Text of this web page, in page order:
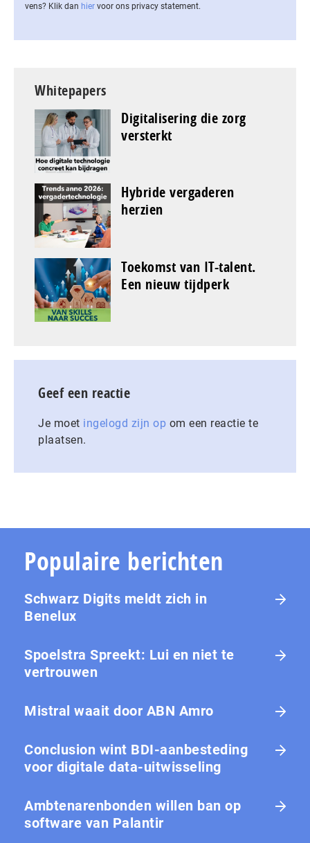
vens? Klik dan hier voor ons privacy statement.
Whitepapers
Digitalisering die zorg
versterkt
Hybride vergaderen
herzien
Toekomst van IT-talent.
Een nieuw tijdperk
Geef een reactie
Je moet ingelogd zijn op om een reactie te
plaatsen.
Populaire berichten
Schwarz Digits meldt zich in
Benelux
Spoelstra Spreekt: Lui en niet te
vertrouwen
Mistral waait door ABN Amro
Conclusion wint BDI-aanbesteding
voor digitale data-uitwisseling
Ambtenarenbonden willen ban op
software van Palantir